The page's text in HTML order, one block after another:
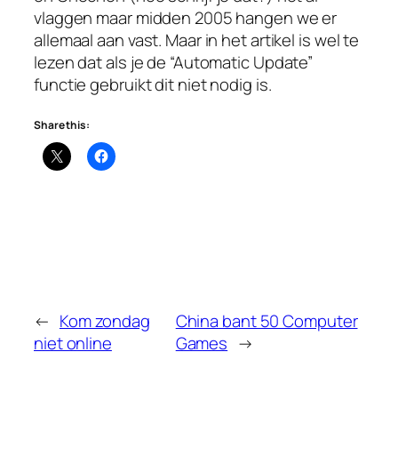
vlaggen maar midden 2005 hangen we er
allemaal aan vast. Maar in het artikel is wel te
lezen dat als je de “Automatic Update”
functie gebruikt dit niet nodig is.
Share this:
← Kom zondag
niet online
China bant 50 Computer
Games →